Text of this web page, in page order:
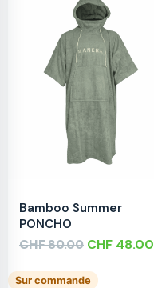
Bamboo Summer
PONCHO
CHF80.00 CHF 48.00
Sur commande